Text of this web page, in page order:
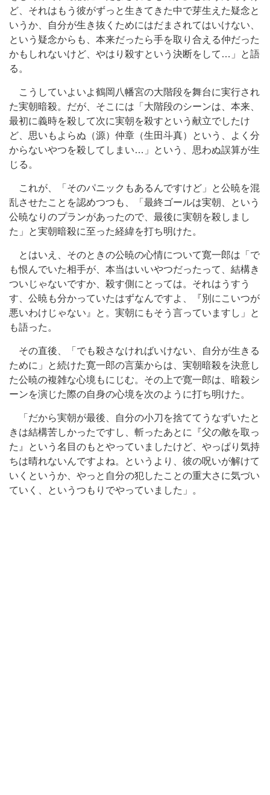
ど、それはもう彼がずっと生きてきた中で芽生えた疑念と
いうか、自分が生き抜くためにはだまされてはいけない、
という疑念からも、本来だったら手を取り合える仲だった
かもしれないけど、やはり殺すという決断をして…」と語
る。
こうしていよいよ鶴岡八幡宮の大階段を舞台に実行され
た実朝暗殺。だが、そこには「大階段のシーンは、本来、
最初に義時を殺して次に実朝を殺すという献立でしたけ
ど、思いもよらぬ（源）仲章（生田斗真）という、よく分
からないやつを殺してしまい…」という、思わぬ誤算が生
じる。
これが、「そのパニックもあるんですけど」と公暁を混
乱させたことを認めつつも、「最終ゴールは実朝、という
公暁なりのプランがあったので、最後に実朝を殺しまし
た」と実朝暗殺に至った経緯を打ち明けた。
とはいえ、そのときの公暁の心情について寛一郎は「で
も恨んでいた相手が、本当はいいやつだったって、結構き
ついじゃないですか、殺す側にとっては。それはうすう
す、公暁も分かっていたはずなんですよ、『別にこいつが
悪いわけじゃない』と。実朝にもそう言っていますし」と
も語った。
その直後、「でも殺さなければいけない、自分が生きる
ために」と続けた寛一郎の言葉からは、実朝暗殺を決意し
た公暁の複雑な心境もにじむ。その上で寛一郎は、暗殺シ
ーンを演じた際の自身の心境を次のように打ち明けた。
「だから実朝が最後、自分の小刀を捨ててうなずいたと
きは結構苦しかったですし、斬ったあとに『父の敵を取っ
た』という名目のもとやっていましたけど、やっぱり気持
ちは晴れないんですよね。というより、彼の呪いが解けて
いくというか、やっと自分の犯したことの重大さに気づい
ていく、というつもりでやっていました」。